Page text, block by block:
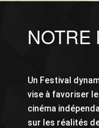
NOTRE
Un Festival
vise à favoriser
cinéma
sur les réalités